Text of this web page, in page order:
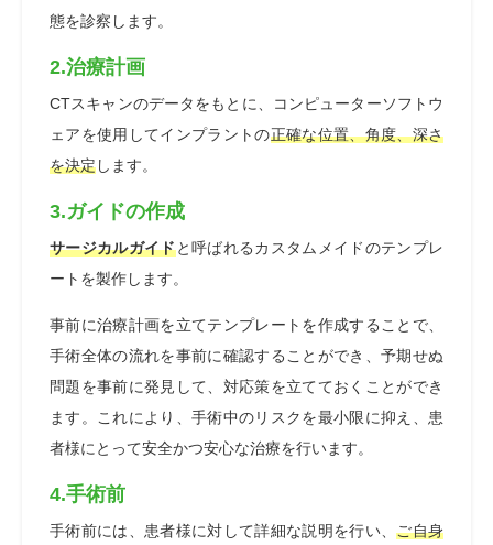
態を診察します。
2.治療計画
CTスキャンのデータをもとに、コンピューターソフトウ
ェアを使用してインプラントの正確な位置、角度、深さ
を決定します。
3.ガイドの作成
サージカルガイドと呼ばれるカスタムメイドのテンプレ
ートを製作します。
事前に治療計画を立てテンプレートを作成することで、
手術全体の流れを事前に確認することができ、予期せぬ
問題を事前に発見して、対応策を立てておくことができ
ます。これにより、手術中のリスクを最小限に抑え、患
者様にとって安全かつ安心な治療を行います。
4.手術前
手術前には、患者様に対して詳細な説明を行い、ご自身